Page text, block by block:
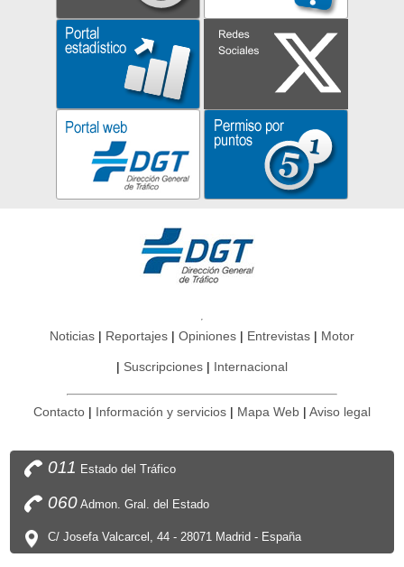
Noticias Reportajes Opiniones Entrevistas Motor
Suscripciones Internacional
Contacto Información y servicios Mapa Web Aviso legal
011 Estado del Tráfico
060Admon. Gral. del Estado
C/ Josefa Valcarcel, 44 - 28071 Madrid - España